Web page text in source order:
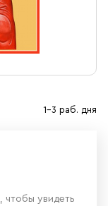
1-3 раб. дня
, чтобы увидеть